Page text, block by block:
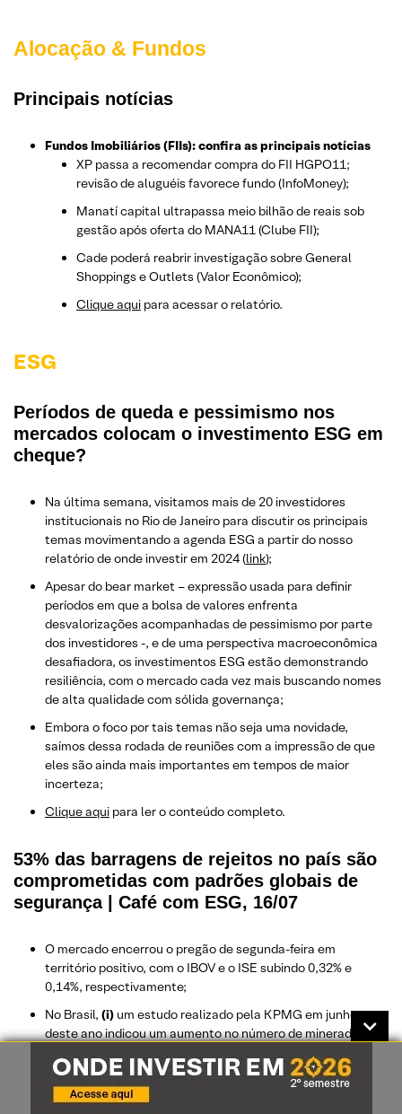
Alocação & Fundos
Principais notícias
Fundos Imobiliários (FIIs): confira as principais notícias
XP passa a recomendar compra do FII HGPO11;
revisão de aluguéis favorece fundo (InfoMoney);
Manatí capital ultrapassa meio bilhão de reais sob
gestão após oferta do MANA11 (Clube FII);
Cade poderá reabrir investigação sobre General
Shoppings e Outlets (Valor Econômico);
Clique aqui para acessar o relatório.
ESG
Períodos de queda e pessimismo nos
mercados colocam o investimento ESG em
cheque?
Na última semana, visitamos mais de 20 investidores
institucionais no Rio de Janeiro para discutir os principais
temas movimentando a agenda ESG a partir do nosso
relatório de onde investir em 2024 (link);
Apesar do bear market – expressão usada para definir
períodos em que a bolsa de valores enfrenta
desvalorizações acompanhadas de pessimismo por parte
dos investidores -, e de uma perspectiva macroeconômica
desafiadora, os investimentos ESG estão demonstrando
resiliência, com o mercado cada vez mais buscando nomes
de alta qualidade com sólida governança;
Embora o foco por tais temas não seja uma novidade,
saímos dessa rodada de reuniões com a impressão de que
eles são ainda mais importantes em tempos de maior
incerteza;
Clique aqui para ler o conteúdo completo.
53% das barragens de rejeitos no país são
comprometidas com padrões globais de
segurança | Café com ESG, 16/07
O mercado encerrou o pregão de segunda-feira em
território positivo, com o IBOV e o ISE subindo 0,32% e
0,14%, respectivamente;
No Brasil, (i) um estudo realizado pela KPMG em junho
deste ano indicou um aumento no número de mineradoras
que assumiram publicamente compromissos para garantir a
segurança de suas barragens de rejeitos – das 73 empresas
que possuem barragens com risco alto potencial, 16 estão
comprometidas com Global Industry Standard in Tailings